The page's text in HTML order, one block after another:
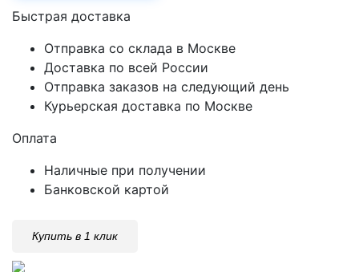
Быстрая доставка
Отправка со склада в Москве
Доставка по всей России
Отправка заказов на следующий день
Курьерская доставка по Москве
Оплата
Наличные при получении
Банковской картой
Купить в 1 клик